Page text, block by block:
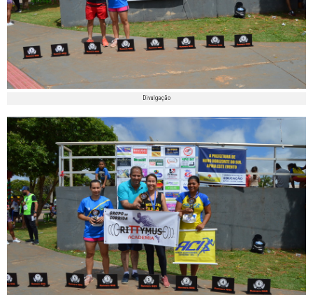
Divulgação